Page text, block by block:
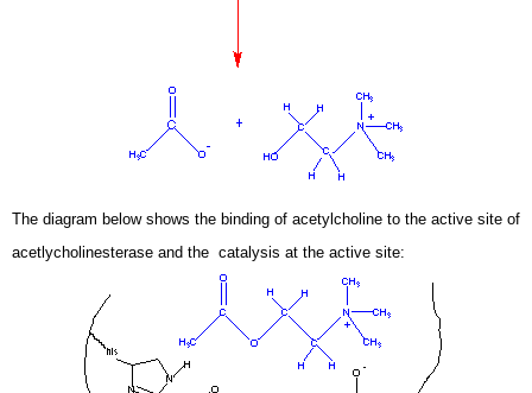
The diagram below shows the binding of acetylcholine to the active site of
acetlycholinesterase and the catalysis at the active site: